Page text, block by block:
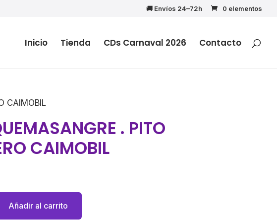
🚚 Envíos 24–72h 0 elementos
Inicio Tienda CDs Carnaval 2026 Contacto
CAIMOBIL
. PITO
CAIMOBIL
Añadir al carrito